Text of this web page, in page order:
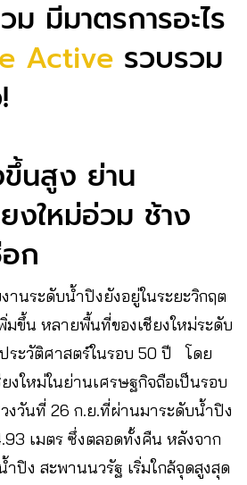
ม มีมาตรการอะไร
Active รวบรวม
ขึ้นสูง ย่าน
งใหม่อ่วม ช้าง
ก
านระดับน้ำปิงยังอยู่ในระยะวิกฤต
มขึ้น หลายพื้นที่ของเชียงใหม่ระดับ
ระวัติศาสตร์ในรอบ 50 ปี โดย
งใหม่ในย่านเศรษฐกิจถือเป็นรอบ
งวันที่ 26 ก.ย.ที่ผ่านมาระดับน้ำปิง
เมตร ซึ่งตลอดทั้งคืน หลังจาก
ำปิง สะพานนวรัฐ เริ่มใกล้จุดสูงสุด